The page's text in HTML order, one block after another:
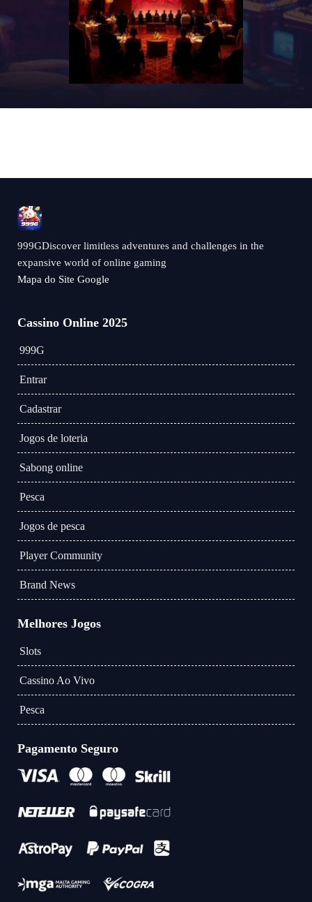
999GDiscover limitless adventures and challenges in the
expansive world of online gaming
Mapa do Site Google
Cassino Online 2025
999G
Entrar
Cadastrar
Jogos de loteria
Sabong online
Pesca
Jogos de pesca
Player Community
Brand News
Melhores Jogos
Slots
Cassino Ao Vivo
Pesca
Pagamento Seguro